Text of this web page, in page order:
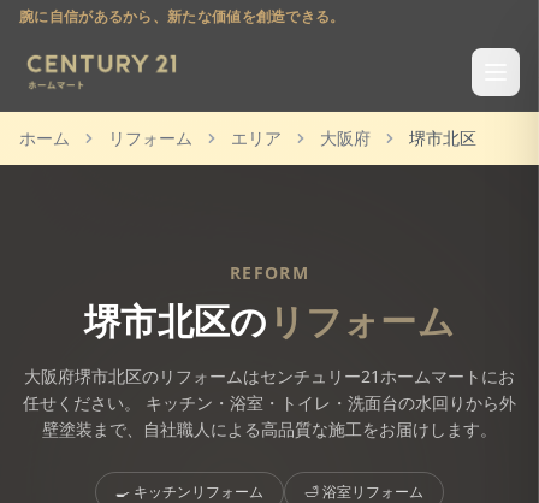
腕に自信があるから、新たな価値を創造できる。
ホーム リフォーム エリア 大阪府 堺市北区
REFORM
堺市北区の リフォーム
大阪府堺市北区のリフォームはセンチュリー21ホームマートにお
任せください。 キッチン・浴室・トイレ・洗面台の水回りから外
壁塗装まで、自社職人による高品質な施工をお届けします。
🍳 キッチンリフォーム 🛁浴室リフォーム